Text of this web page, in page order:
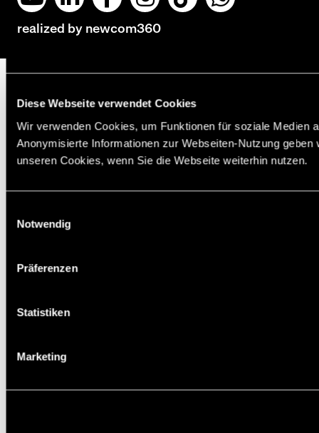
Diese Webseite verwendet Cookies
Wir verwenden Cookies, um Funktionen für soziale Medien
Anonymisierte Informationen zur Webseiten-Nutzung
unseren Cookies, wenn Sie die Webseite weiterhin nutzen.
Notwendig
Präferenzen
Statistiken
Marketing
realized by newcom360